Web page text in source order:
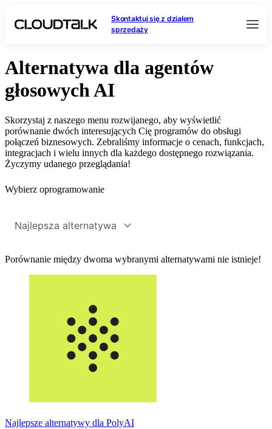
Skontaktuj się z działem
sprzedaży
Alternatywa dla agentów
głosowych AI
Skorzystaj z naszego menu rozwijanego, aby wyświetlić
porównanie dwóch interesujących Cię programów do obsługi
połączeń biznesowych. Zebraliśmy informacje o cenach, funkcjach,
integracjach i wielu innych dla każdego dostępnego rozwiązania.
Życzymy udanego przeglądania!
Wybierz oprogramowanie
Najlepsza alternatywa
Porównanie między dwoma wybranymi alternatywami nie istnieje!
Najlepsze alternatywy dla PolyAI